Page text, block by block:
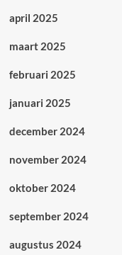
april 2025
maart 2025
februari 2025
januari 2025
december 2024
november 2024
oktober 2024
september 2024
augustus 2024